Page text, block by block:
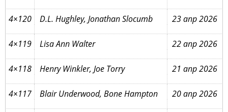
4×120 D.L. Hughley, Jonathan Slocumb 23 апр 2026
4×119 Lisa Ann Walter 22 апр 2026
4×118 Henry Winkler, Joe Torry 21 апр 2026
4×117 Blair Underwood, Bone Hampton 20 апр 2026